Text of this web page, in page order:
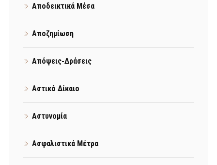
Αποδεικτικά Μέσα
Αποζημίωση
Απόψεις-Δράσεις
Αστικό Δίκαιο
Αστυνομία
Ασφαλιστικά Μέτρα